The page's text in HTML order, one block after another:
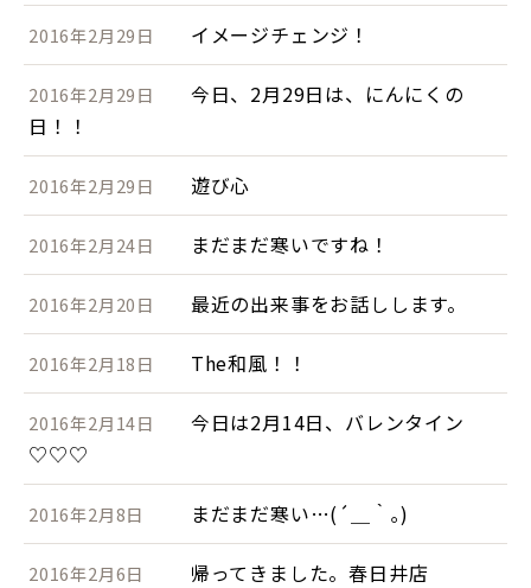
2016年2月29日 イメージチェンジ！
2016年2月29日
今日、2月29日は、にんにくの
日！！
2016年2月29日 遊び心
2016年2月24日 まだまだ寒いですね！
2016年2月20日 最近の出来事をお話しします。
2016年2月18日 The和風！！
2016年2月14日
今日は2月14日、バレンタイン
♡♡♡
2016年2月8日 まだまだ寒い…(´＿｀｡)
2016年2月6日 帰ってきました。春日井店